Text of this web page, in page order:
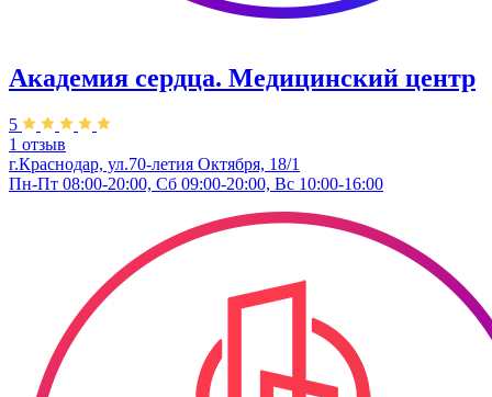
Академия сердца. Медицинский центр
5
1 отзыв
г.Краснодар, ул.70-летия Октября, 18/1
Пн-Пт 08:00-20:00, Сб 09:00-20:00, Вс 10:00-16:00